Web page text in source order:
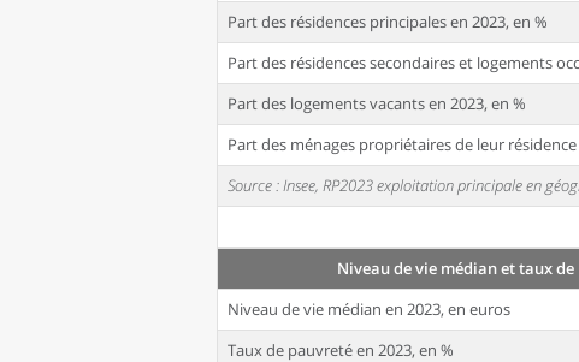
Part des résidences principales en 2023, en %
Part des résidences secondaires et logements
Part des logements vacants en 2023, en %
Part des ménages propriétaires de leur
Source : Insee, RP2023 exploitation principale en
Niveau de vie médian et taux
Niveau de vie médian en 2023, en euros
Taux de pauvreté en 2023, en %